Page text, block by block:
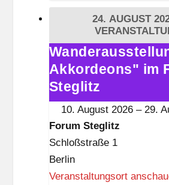
t
g
i
t
z
24. AUGUST
Wanderausstellung
„600
Akkordeons"
im
Akkordeons" im
Steglitz
10. August 2026 – 29.
Forum Steglitz
Schloßstraße 1
Berlin
Veranstaltungsort